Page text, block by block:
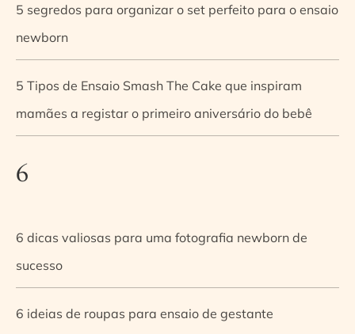
5 segredos para organizar o set perfeito para o ensaio
newborn
5 Tipos de Ensaio Smash The Cake que inspiram
mamães a registar o primeiro aniversário do bebê
6
6 dicas valiosas para uma fotografia newborn de
sucesso
6 ideias de roupas para ensaio de gestante